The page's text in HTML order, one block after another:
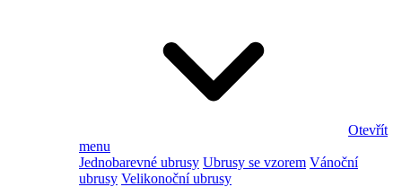
Otevřít
menu
Jednobarevné ubrusy Ubrusy se vzorem Vánoční
ubrusy Velikonoční ubrusy